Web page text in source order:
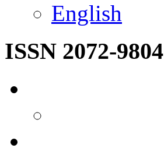
English
ISSN 2072-9804